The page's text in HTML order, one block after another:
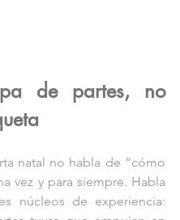
de partes, no
vez y para siempre. Habla
núcleos de experiencia: